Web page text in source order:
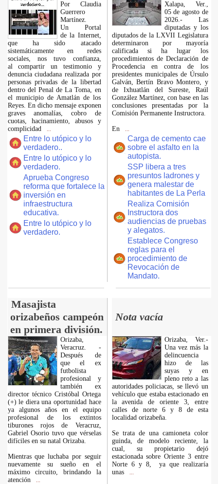
Por Claudia
Guerrero
Martínez.
​Un Portal
de la Internet,
que ha sido atacado
sistemáticamente en redes
sociales, nos tuvo confianza,
al compartir un testimonio y
denuncia ciudadana realizada por
personas privadas de la libertad
dentro del Penal de La Toma, en
el municipio de Amatlán de los
Reyes. En dicho mensaje exponen
graves anomalías, cobro de
cuotas, hacinamiento, abusos y
complicidad
Entre lo utópico y lo
verdadero..
Entre lo utópico y lo
verdadero.
Aprueba Congreso
reforma que fortalece la
inversión en
infraestructura
educativa.
Entre lo utópico y lo
verdadero.
Xalapa, Ver.,
05 de agosto de
2026.- Las
diputadas y los
diputados de la LXVII Legislatura
determinaron por mayoría
calificada si ha lugar los
procedimientos de Declaración de
Procedencia en contra de los
presidentes municipales de Úrsulo
Galván, Bertín Bravo Montero, y
de Ixhuatlán del Sureste, Raúl
González Martínez, con base en las
conclusiones presentadas por la
Comisión Permanente Instructora.
En
Carga de cemento cae
sobre el asfalto en la
autopista.
SSP libera a tres
presuntos ladrones y
genera malestar de
habitantes de La Perla
Realiza Comisión
Instructora dos
audiencias de pruebas
y alegatos.
Establece Congreso
reglas para el
procedimiento de
Revocación de
Mandato.
Masajista
orizabeños campeón
en primera división.
Nota vacía
Orizaba,
Veracruz. -
Después de
que el ex
futbolista
profesional y
también ex
director técnico Cristóbal Ortega
(+) le diera una oportunidad hace
ya algunos años en el equipo
profesional de los extintos
tiburones rojos de Veracruz,
Gabriel Osorio tuvo que vérselas
difíciles en su natal Orizaba.
Mientras que luchaba por seguir
nuevamente su sueño en el
máximo circuito, brindando la
atención
Orizaba, Ver.-
Una vez más la
delincuencia
hizo de las
suyas y en
pleno reto a las
autoridades policiacas, se llevó un
vehículo que estaba estacionado en
la avenida de oriente 3, entre
calles de norte 6 y 8 de esta
localidad orizabeña.
Se trata de una camioneta color
guinda, de modelo reciente, la
cual, su propietario dejó
estacionada sobre Oriente 3 entre
Norte 6 y 8, ya que realizaría
unas